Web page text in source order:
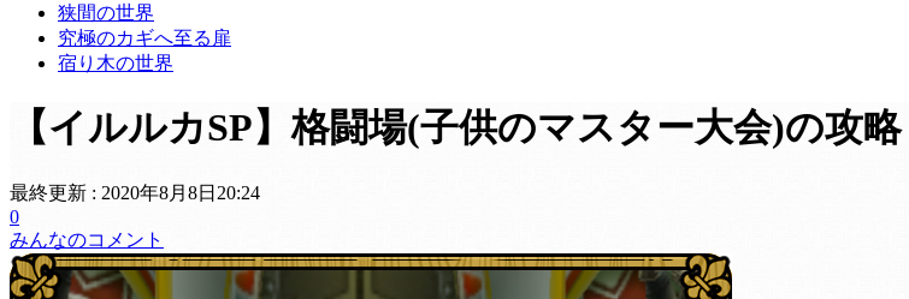
狭間の世界
究極のカギへ至る扉
宿り木の世界
【イルルカSP】格闘場(子供のマスター大会)の攻
最終更新 : 2020年8月8日20:24
0
みんなのコメント